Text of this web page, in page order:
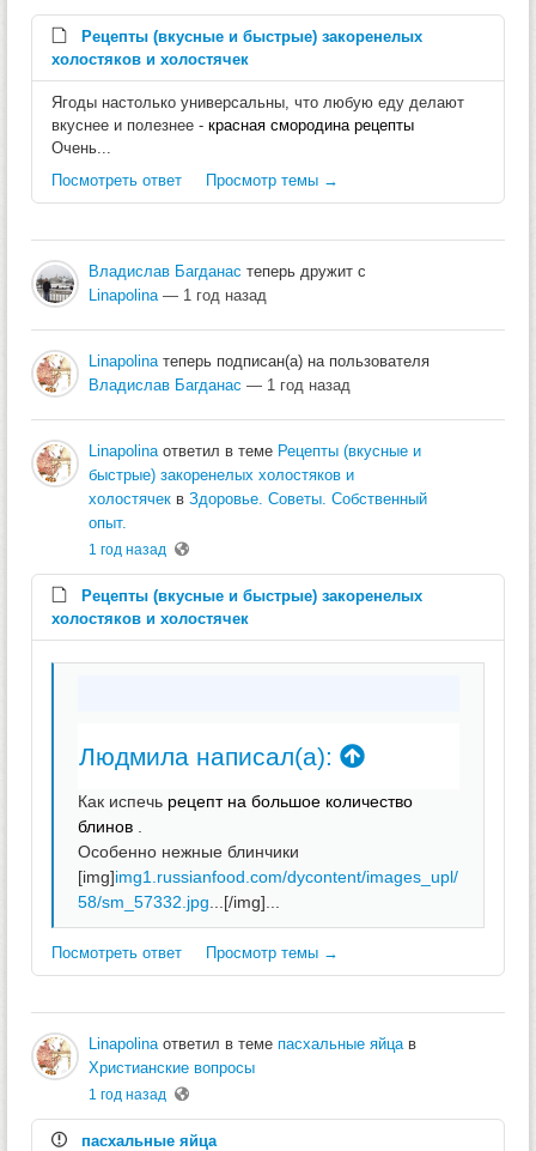
Рецепты (вкусные и быстрые) закоренелых
холостяков и холостячек
Ягоды настолько универсальны, что любую еду делают
вкуснее и полезнее - красная смородина рецепты
Очень...
Посмотреть ответ
Просмотр темы →
Владислав Багданас теперь дружит с
Linapolina — 1 год назад
Linapolina теперь подписан(а) на пользователя
Владислав Багданас — 1 год назад
Linapolina ответил в теме Рецепты (вкусные и
быстрые) закоренелых холостяков и
холостячек в Здоровье. Советы. Собственный
опыт.
1 год назад
Рецепты (вкусные и быстрые) закоренелых
холостяков и холостячек
Людмила написал(а):
Как испечь рецепт на большое количество
блинов .
Особенно нежные блинчики
[img]img1.russianfood.com/dycontent/images_upl/
58/sm_57332.jpg...[/img]...
Посмотреть ответ Просмотр темы →
Linapolina ответил в теме пасхальные яйца в
Христианские вопросы
1 год назад
пасхальные яйца